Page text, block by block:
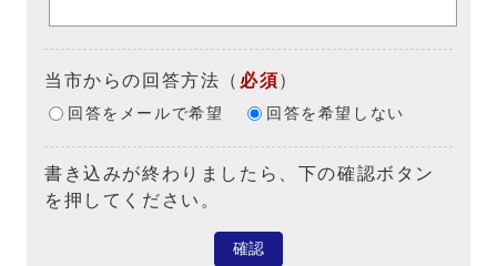
当市からの回答方法 （ 必須）
回答をメールで希望 回答を希望しない
書き込みが終わりましたら、下の確認ボタン
を押してください。
確認